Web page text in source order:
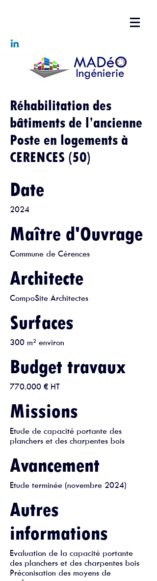
Réhabilitation des
bâtiments de l’ancienne
Poste en logements à
CERENCES (50)
Date
2024
Maître d'Ouvrage
Commune de Cérences
Architecte
CompoSite Architectes
Surfaces
300 m² environ
Budget travaux
770.000 € HT
Missions
Etude de capacité portante des
planchers et des charpentes bois
Avancement
Etude terminée (novembre 2024)
Autres
informations
Evaluation de la capacité portante
des planchers et des charpentes bois
Préconisation des moyens de